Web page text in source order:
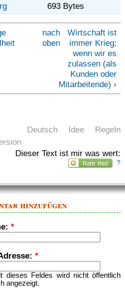
693 Bytes
nach
oben
Wirtschaft ist
immer Krieg;
wenn wir es
zulassen (als
Kunden oder
Mitarbeitende) ›
Deutsch Idee
Regeln
Dieser Text ist mir was wert:
?
hinzufügen
*
*
dieses Feldes wird nicht öffentlich
angezeigt.